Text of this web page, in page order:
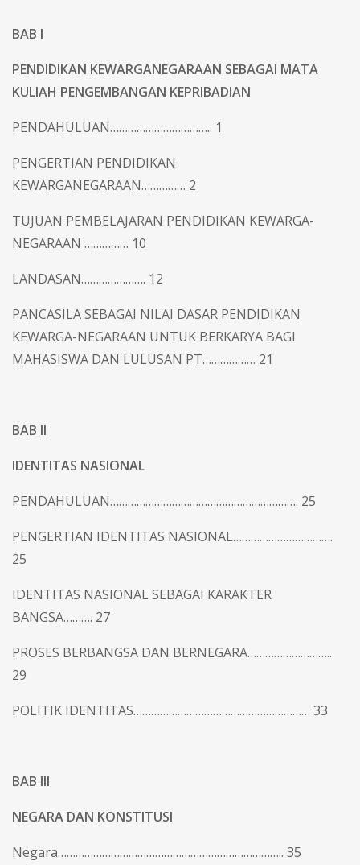
BAB I
PENDIDIKAN KEWARGANEGARAAN SEBAGAI MATA
KULIAH PENGEMBANGAN KEPRIBADIAN
PENDAHULUAN…………………………….. 1
PENGERTIAN PENDIDIKAN
KEWARGANEGARAAN…………… 2
TUJUAN PEMBELAJARAN PENDIDIKAN KEWARGA-
NEGARAAN …………… 10
LANDASAN…………………. 12
PANCASILA SEBAGAI NILAI DASAR PENDIDIKAN
KEWARGA-NEGARAAN UNTUK BERKARYA BAGI
MAHASISWA DAN LULUSAN PT……………… 21
BAB II
IDENTITAS NASIONAL
PENDAHULUAN………………………………………………………. 25
PENGERTIAN IDENTITAS NASIONAL…………………………….
25
IDENTITAS NASIONAL SEBAGAI KARAKTER
BANGSA………. 27
PROSES BERBANGSA DAN BERNEGARA………………………..
29
POLITIK IDENTITAS…………………………………………………… 33
BAB III
NEGARA DAN KONSTITUSI
Negara………………………………………………………………….. 35